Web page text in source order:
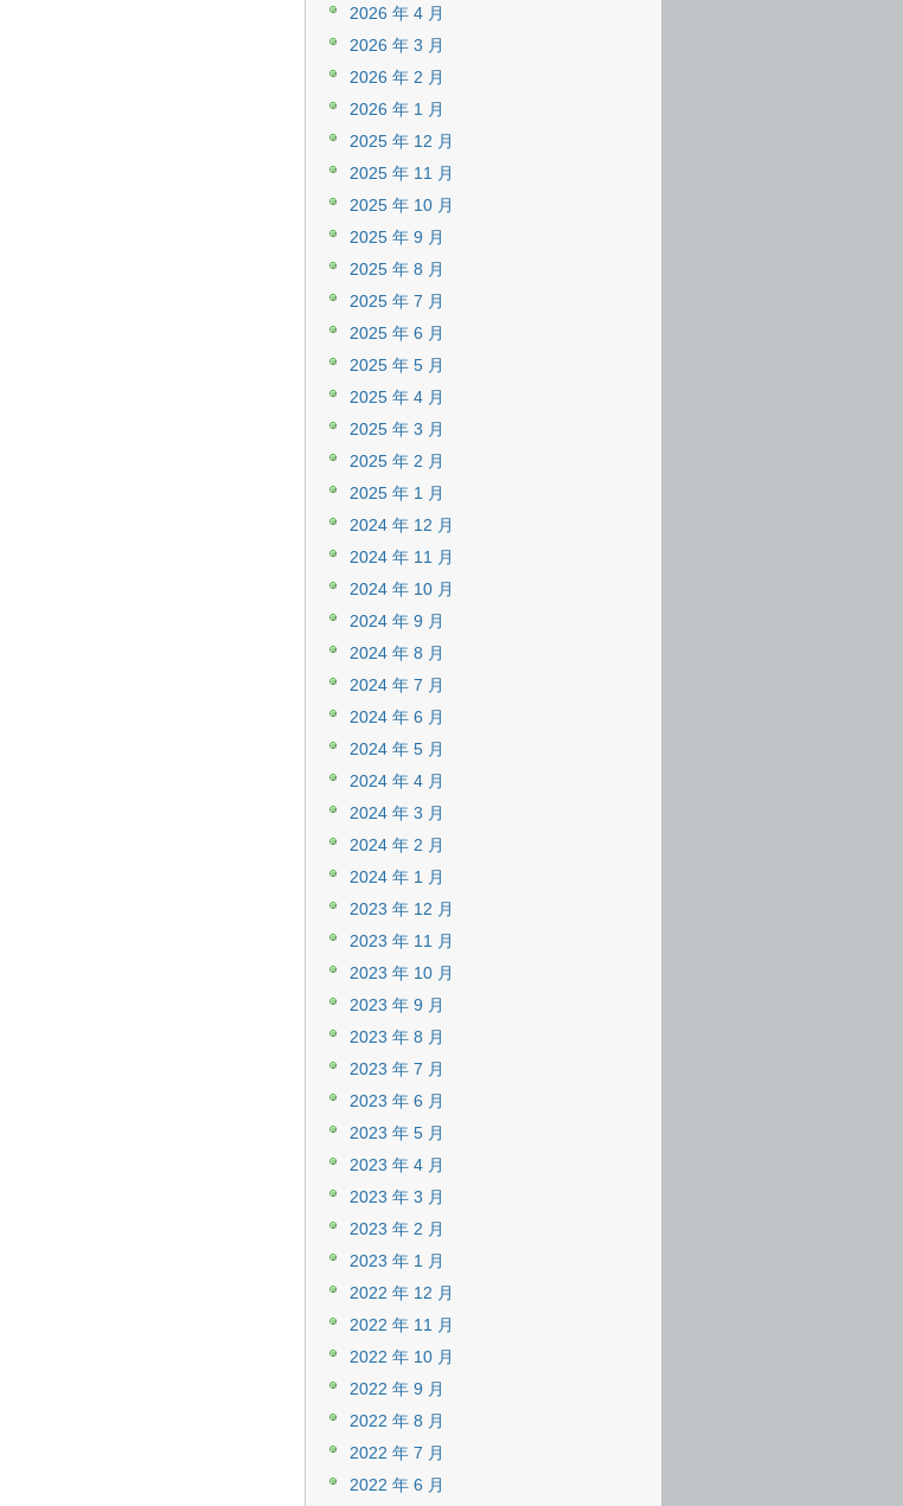
2026 年 4 月
2026 年 3 月
2026 年 2 月
2026 年 1 月
2025 年 12 月
2025 年 11 月
2025 年 10 月
2025 年 9 月
2025 年 8 月
2025 年 7 月
2025 年 6 月
2025 年 5 月
2025 年 4 月
2025 年 3 月
2025 年 2 月
2025 年 1 月
2024 年 12 月
2024 年 11 月
2024 年 10 月
2024 年 9 月
2024 年 8 月
2024 年 7 月
2024 年 6 月
2024 年 5 月
2024 年 4 月
2024 年 3 月
2024 年 2 月
2024 年 1 月
2023 年 12 月
2023 年 11 月
2023 年 10 月
2023 年 9 月
2023 年 8 月
2023 年 7 月
2023 年 6 月
2023 年 5 月
2023 年 4 月
2023 年 3 月
2023 年 2 月
2023 年 1 月
2022 年 12 月
2022 年 11 月
2022 年 10 月
2022 年 9 月
2022 年 8 月
2022 年 7 月
2022 年 6 月